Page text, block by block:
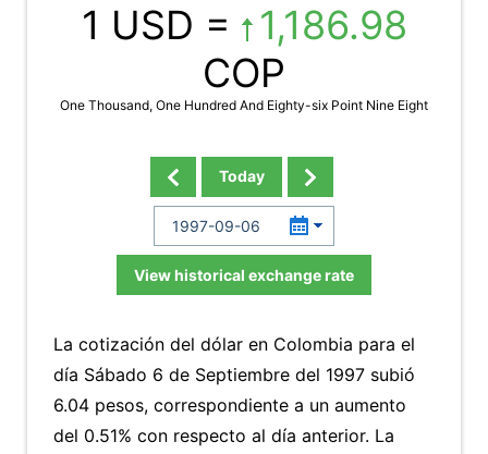
1 USD =
1,186.98
COP
One Thousand, One Hundred And Eighty-six Point Nine Eight
Today
View historical exchange rate
La cotización del dólar en Colombia para el
día Sábado 6 de Septiembre del 1997 subió
6.04 pesos, correspondiente a un aumento
del 0.51% con respecto al día anterior. La